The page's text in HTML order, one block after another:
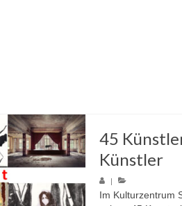
45
Künstler
|
Im Kulturzentrum